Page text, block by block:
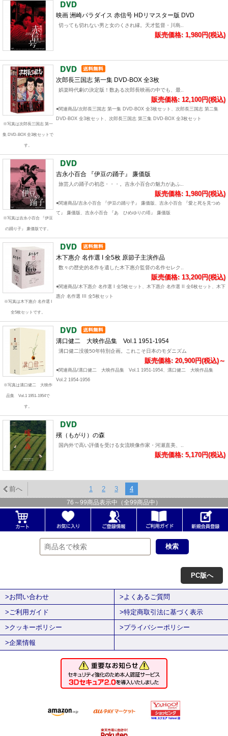
映画 洲崎パラダイス 赤信号 HDリマスター版 DVD
切っても切れない男と女のくされ縁。天才監督・川島..
販売価格: 1,980円(税込)
※写真は次郎長三国志 第一
集 DVD-BOX 全3枚セットで
す。
次郎長三国志 第一集 DVD-BOX 全3枚
娯楽時代劇の決定版！数ある次郎長映画の中でも、最..
販売価格: 12,100円(税込)
●関連商品/次郎長三国志 第一集 DVD-BOX 全3枚セット、次郎長三国志 第二集
DVD-BOX 全3枚セット、次郎長三国志 第三集 DVD-BOX 全3枚セット
※写真は吉永小百合 『伊豆
の踊り子』 廉価版です。
吉永小百合 『伊豆の踊子』 廉価版
旅芸人の踊子の初恋・・・。吉永小百合の魅力があふ..
販売価格: 1,980円(税込)
●関連商品/吉永小百合 『伊豆の踊り子』 廉価版、吉永小百合 『愛と死を見つめ
て』 廉価版、吉永小百合 『あゝひめゆりの塔』 廉価版
※写真は木下惠介 名作選 I
全5枚セットです。
木下惠介 名作選 I 全5枚 原節子主演作品
数々の歴史的名作を遺した木下惠介監督の名作セレク..
販売価格: 13,200円(税込)
●関連商品/木下惠介 名作選 I 全5枚セット、木下惠介 名作選 II 全6枚セット、木下
惠介 名作選 III 全5枚セット
※写真は溝口健二 大映作
品集 Vol.1 1951-1954で
す。
溝口健二 大映作品集 Vol.1 1951-1954
溝口健二没後50年特別企画。これこそ日本のモダニズム
販売価格: 20,900円(税込)～
●関連商品/溝口健二 大映作品集 Vol.1 1951-1954、溝口健二 大映作品集
Vol.2 1954-1956
殯（もがり）の森
国内外で高い評価を受ける女流映像作家・河瀬直美、..
販売価格: 5,170円(税込)
前へ 1 2 3 4
76 ～ 99商品表示中（全99商品中）
PC版へ
>お問い合わせ
>よくあるご質問
>ご利用ガイド
>特定商取引法に基づく表示
>クッキーポリシー
>プライバシーポリシー
>企業情報